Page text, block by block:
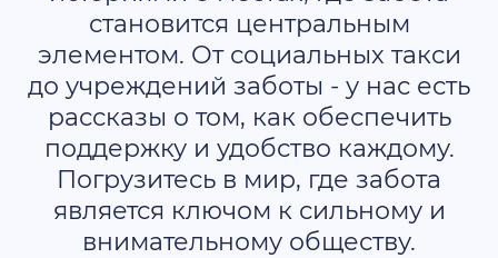
становится центральным
элементом. От социальных такси
до учреждений заботы - у нас есть
рассказы о том, как обеспечить
поддержку и удобство каждому.
Погрузитесь в мир, где забота
является ключом к сильному и
внимательному обществу.